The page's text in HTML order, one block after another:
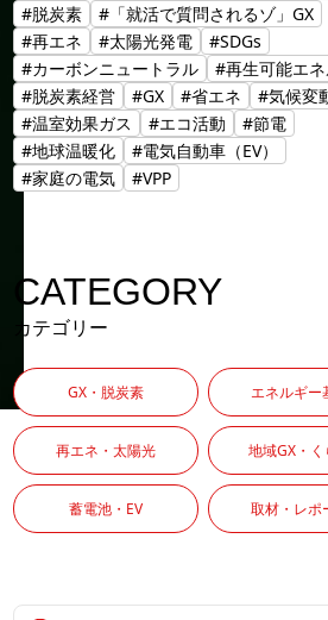
#脱炭素
#「就活で質問されるゾ」GX
#再エネ
#太陽光発電
#SDGs
#カーボンニュートラル
#再生可能エ
#脱炭素経営
#GX #省エネ
#気候変
#温室効果ガス
#エコ活動
#節電
#地球温暖化
#電気自動車（EV）
#家庭の電気
#VPP
CATEGORY
カテゴリー
GX・脱炭素 エネルギー
再エネ・太陽光 地域GX・く
蓄電池・EV 取材・レポ